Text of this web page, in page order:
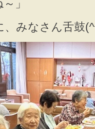
」
みなさん舌鼓